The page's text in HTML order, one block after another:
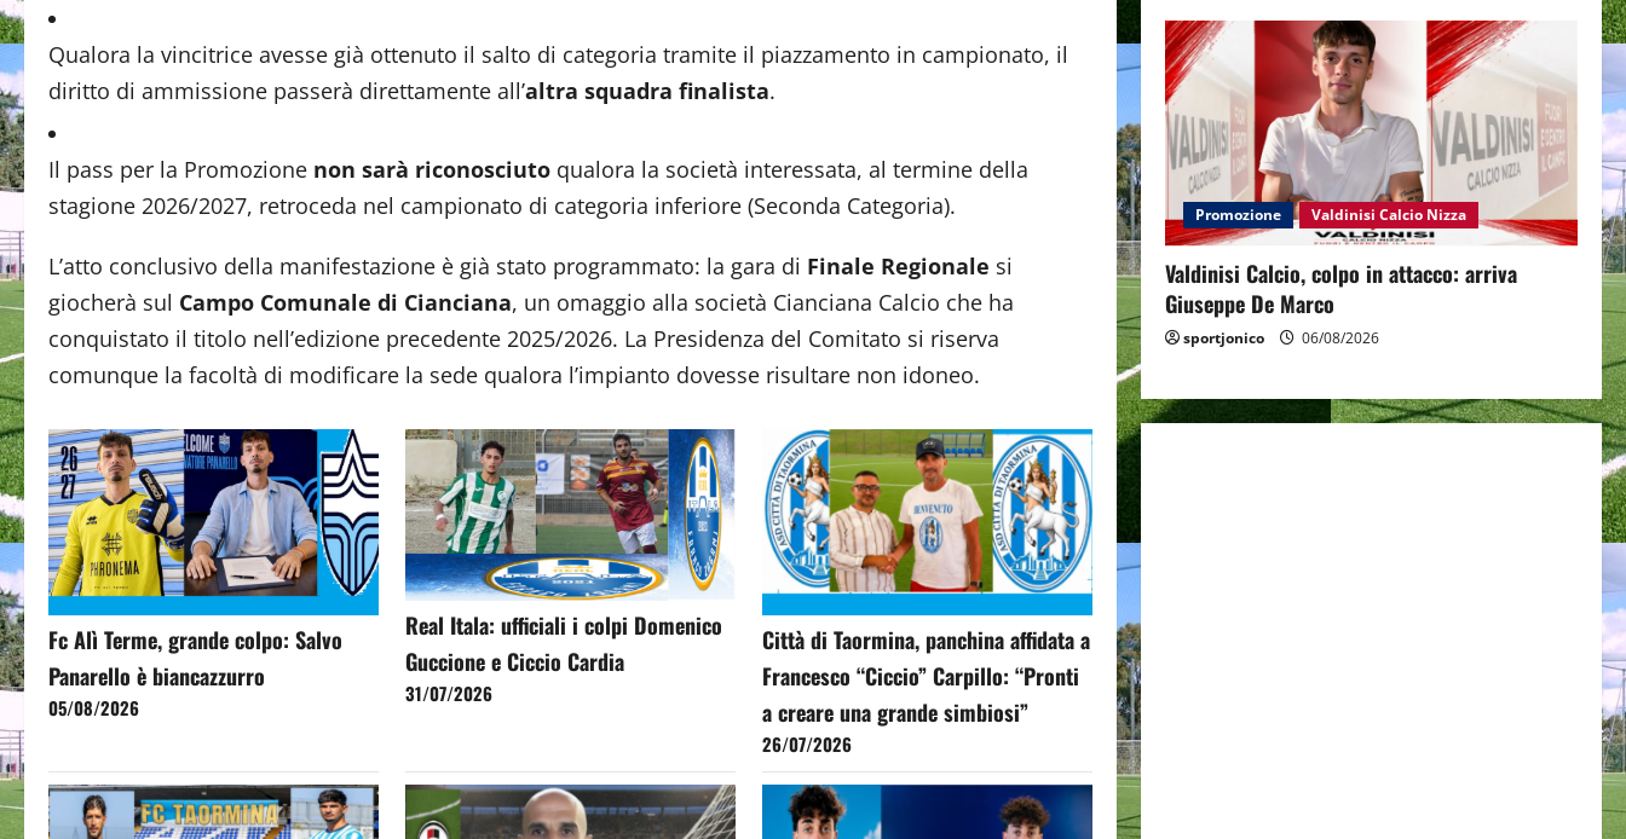
Qualora la vincitrice avesse già ottenuto il salto di categoria tramite il piazzamento in campionato, il
diritto di ammissione passerà direttamente all’altra squadra finalista.
Il pass per la Promozione non sarà riconosciuto qualora la società interessata, al termine della
stagione 2026/2027, retroceda nel campionato di categoria inferiore (Seconda Categoria).
L’atto conclusivo della manifestazione è già stato programmato: la gara di Finale Regionale si
giocherà sul Campo Comunale di Cianciana, un omaggio alla società Cianciana Calcio che ha
conquistato il titolo nell’edizione precedente 2025/2026. La Presidenza del Comitato si riserva
comunque la facoltà di modificare la sede qualora l’impianto dovesse risultare non idoneo.
Fc Alì Terme, grande colpo: Salvo
Panarello è biancazzurro
05/08/2026
Real Itala: ufficiali i colpi Domenico
Guccione e Ciccio Cardia
31/07/2026
Città di Taormina, panchina affidata a
Francesco “Ciccio” Carpillo: “Pronti
a creare una grande simbiosi”
26/07/2026
Promozione Valdinisi Calcio Nizza
Valdinisi Calcio, colpo in attacco: arriva
Giuseppe De Marco
sportjonico 06/08/2026